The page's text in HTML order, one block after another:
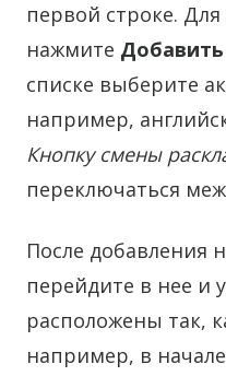
первой строке.
нажмите
списке выберите
например,
Кнопку смены
переключаться
После добавления
перейдите в нее и
расположены так,
например, в